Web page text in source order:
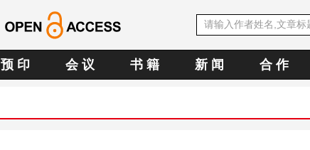
预 印 会 议 书 籍 新 闻 合 作